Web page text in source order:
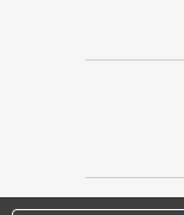
タイ
クロ
本日の